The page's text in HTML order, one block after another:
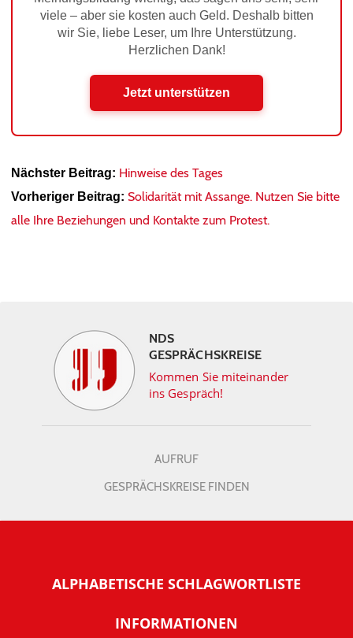
viele – aber sie kosten auch Geld. Deshalb bitten
wir Sie, liebe Leser, um Ihre Unterstützung.
Herzlichen Dank!
Jetzt unterstützen
Nächster Beitrag: Hinweise des Tages
Vorheriger Beitrag: Solidarität mit Assange. Nutzen Sie bitte
alle Ihre Beziehungen und Kontakte zum Protest.
NDS
GESPRÄCHSKREISE
Kommen Sie miteinander
ins Gespräch!
AUFRUF
GESPRÄCHSKREISE FINDEN
ALPHABETISCHE SCHLAGWORTLISTE
INFORMATIONEN